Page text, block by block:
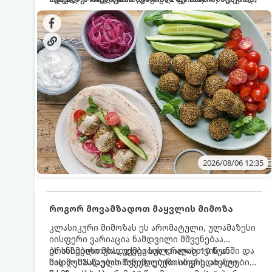
სალათებთან ერთად ან ტახინის (სესამის)
სოუსთან მირთმევისთვის.
იდეალურად შეინარჩუნოს და არ დაიშალოს.
დრო: 10–15 წუთი ულუფა: 20–24 ცალი ბურთულა
(4–6 პორცია)
2026/08/06 12:35
როგორ მოვამზადოთ მაყვლის მიმოზა
კლასიკური მიმოზას ეს არომატული, ულამაზესი
იისფერი ვარიაცია ნამდვილი მშვენებაა
ბრანჩებისთვის, უქმეების დილისთვის ან
სადღესასწაულო წვეულებებისთვის. ახალი
ეს სასმელი მზადდება სულ რაღაც 10 წუთში და
მის მომზადებას მინიმალური ინგრედიენტები